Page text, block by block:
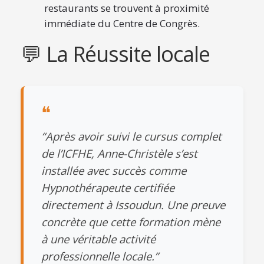
restaurants se trouvent à proximité
immédiate du Centre de Congrès.
💬 La Réussite locale
❝
“Après avoir suivi le cursus complet
de l’ICFHE, Anne-Christèle s’est
installée avec succès comme
Hypnothérapeute certifiée
directement à Issoudun. Une preuve
concrète que cette formation mène
à une véritable activité
professionnelle locale.”